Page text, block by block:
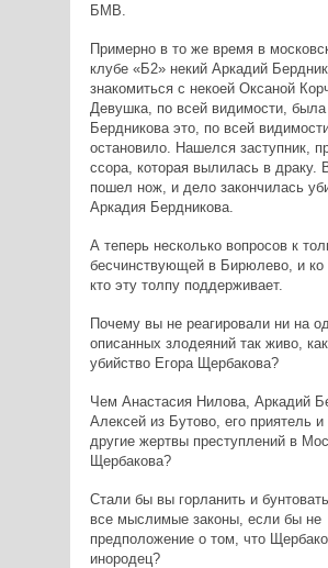
БМВ.
Примерно в то же время в
клубе «Б2» некий Аркадий
знакомиться с некоей Оксаной
Девушка, по всей видимости, была
Бердникова это, по всей
остановило. Нашелся заступник,
ссора, которая вылилась в драку.
пошел нож, и дело закончилась
Аркадия Бердникова.
А теперь несколько вопросов к
бесчинствующей в Бирюлево, и ко
кто эту толпу поддерживает.
Почему вы не реагировали ни на
описанных злодеяний так живо,
убийство Егора Щербакова?
Чем Анастасия Нилова, Аркадий
Алексей из Бутово, его приятель и
другие жертвы преступлений в
Щербакова?
Стали бы вы горланить и
все мыслимые законы, если бы не
предположение о том, что
инородец?